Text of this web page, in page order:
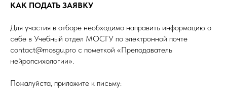
КАК ПОДАТЬ ЗАЯВКУ
Для участия в отборе необходимо направить информацию о
себе в Учебный отдел МОСГУ по электронной почте
contact@mosgu.pro с пометкой «Преподаватель
нейропсихологии».
Пожалуйста, приложите к письму: